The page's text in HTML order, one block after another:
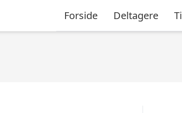
Forside Deltagere